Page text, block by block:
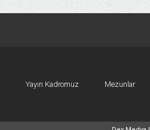
Yayın Kadromuz Mezunlar